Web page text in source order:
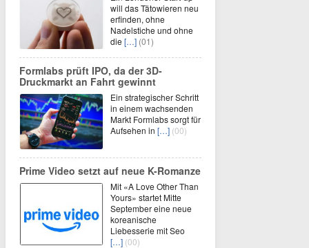
will das Tätowieren neu
erfinden, ohne
Nadelstiche und ohne
die […] (01)
Formlabs prüft IPO, da der 3D-
Druckmarkt an Fahrt gewinnt
Ein strategischer Schritt
in einem wachsenden
Markt Formlabs sorgt für
Aufsehen in […] (00)
Prime Video setzt auf neue K-Romanze
Mit «A Love Other Than
Yours» startet Mitte
September eine neue
koreanische
Liebesserie mit Seo
[…] (00)